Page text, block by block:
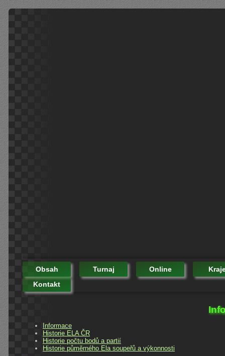
Obsah Turnaj Online
Kontakt
Informace
Historie ELA ČR
Historie počtu bodů a partií
Historie půměrného Ela soupeřů a výkonnosti